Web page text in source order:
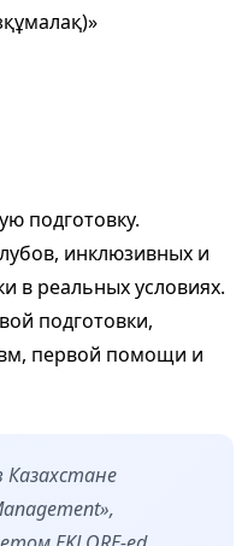
подготовку.
инклюзивных и
в реальных условиях.
подготовки,
первой помощи и